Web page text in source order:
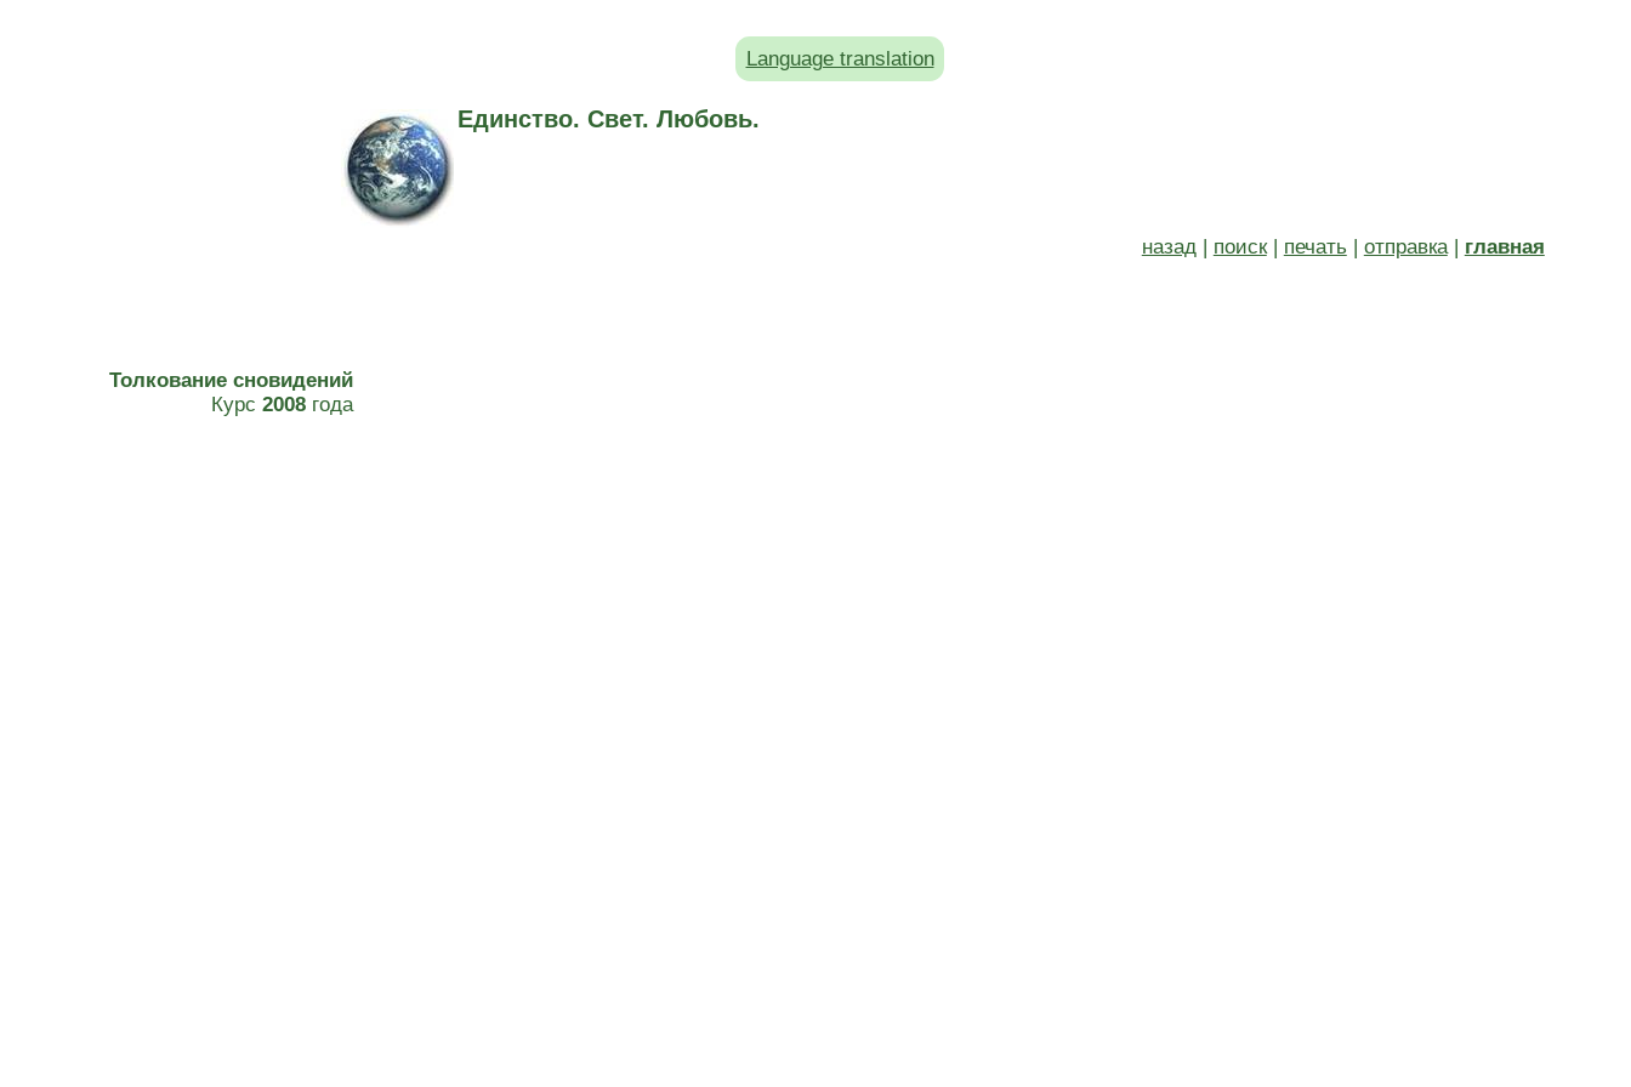
Language translation
Единство. Свет. Любовь.
назад| поиск| печать | отправка| главная
Толкование сновидений
Курс2008 года